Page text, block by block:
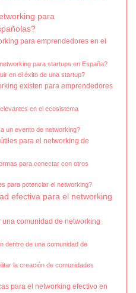
para
para emprendedores en el
para startups en España?
en el éxito de una startup?
existen para emprendedores
en el ecosistema
un evento de networking?
para el networking de
para conectar con otros
para potenciar el networking?
efectiva para el networking
comunidad de networking
dentro de una comunidad de
la creación de comunidades
para el networking efectivo en